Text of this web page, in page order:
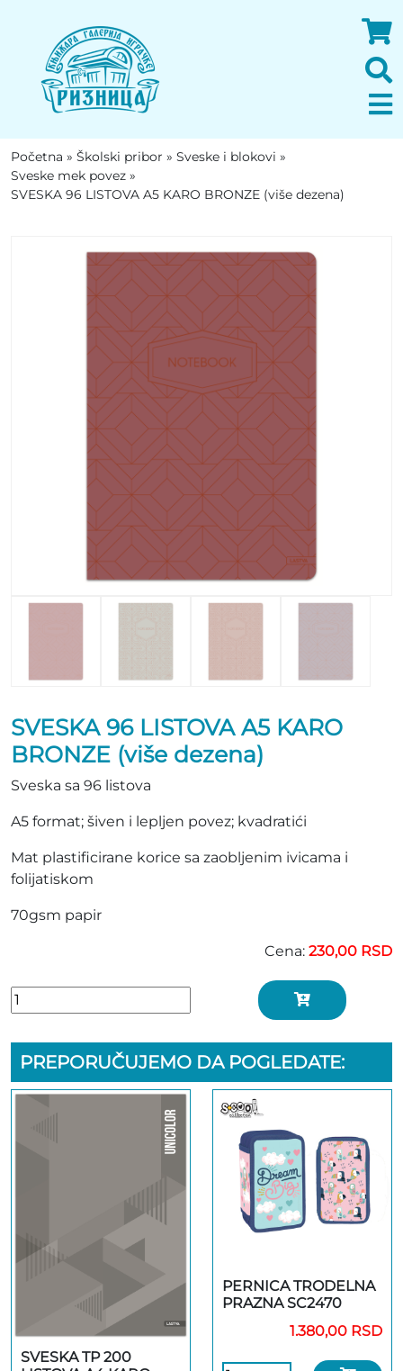
Početna » Školski pribor » Sveske i blokovi »
Sveske mek povez »
SVESKA 96 LISTOVA A5 KARO BRONZE (više dezena)
SVESKA 96 LISTOVA A5 KARO
BRONZE (više dezena)
Sveska sa 96 listova
A5 format; šiven i lepljen povez; kvadratići
Mat plastificirane korice sa zaobljenim ivicama i
folijatiskom
70gsm papir
Cena: 230,00 RSD
PREPORUČUJEMO DA POGLEDATE:
SVESKA TP 200
PERNICA TRODELNA
PRAZNA SC2470
1.380,00 RSD